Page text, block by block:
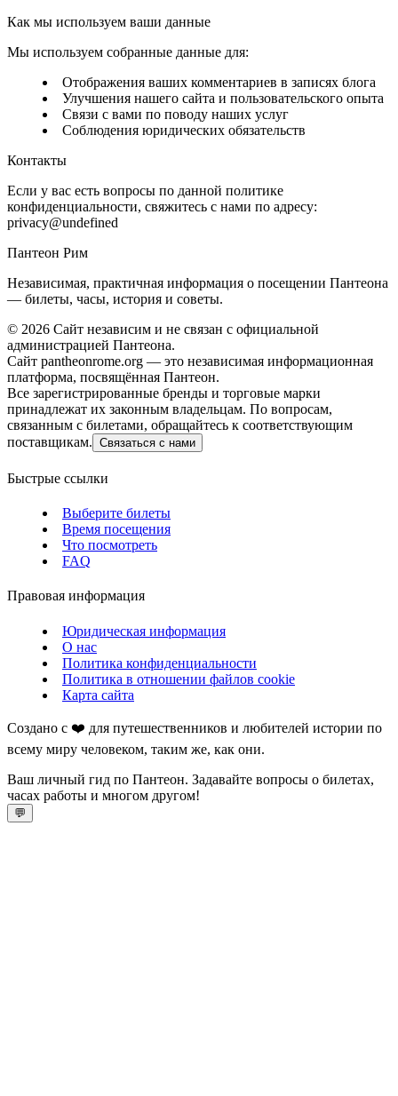
Как мы используем ваши данные
Мы используем собранные данные для:
Отображения ваших комментариев в записях блога
Улучшения нашего сайта и пользовательского опыта
Связи с вами по поводу наших услуг
Соблюдения юридических обязательств
Контакты
Если у вас есть вопросы по данной политике
конфиденциальности, свяжитесь с нами по адресу:
privacy@undefined
Пантеон Рим
Независимая, практичная информация о посещении Пантеона
— билеты, часы, история и советы.
© 2026 Сайт независим и не связан с официальной
администрацией Пантеона.
Сайт pantheonrome.org — это независимая информационная
платформа, посвящённая Пантеон.
Все зарегистрированные бренды и торговые марки
принадлежат их законным владельцам. По вопросам,
связанным с билетами, обращайтесь к соответствующим
поставщикам. Связаться с нами
Быстрые ссылки
Выберите билеты
Время посещения
Что посмотреть
FAQ
Правовая информация
Юридическая информация
О нас
Политика конфиденциальности
Политика в отношении файлов cookie
Карта сайта
Создано с ❤️ для путешественников и любителей истории по
всему миру человеком, таким же, как они.
Ваш личный гид по Пантеон. Задавайте вопросы о билетах,
часах работы и многом другом!
💬